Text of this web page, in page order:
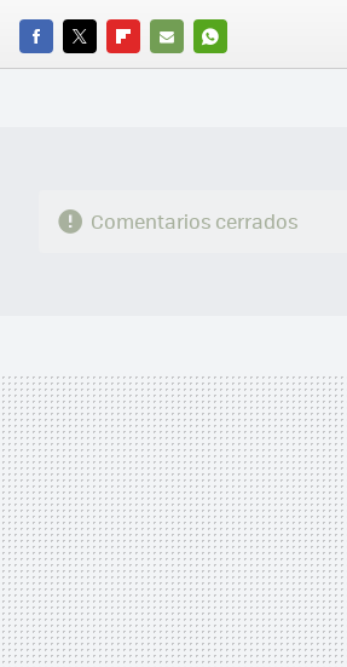
FACEBOOK
TWITTERFLIPBOARD
E-
WHATSAPP
Comentarios cerrados